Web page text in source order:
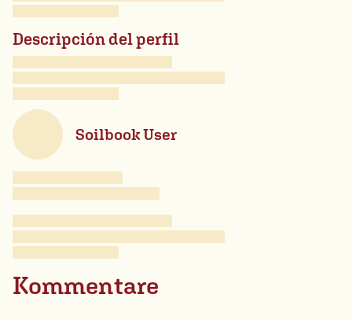
Descripción del perfil
Soilbook User
Kommentare